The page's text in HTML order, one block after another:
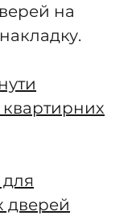
на
квартирних
дверей